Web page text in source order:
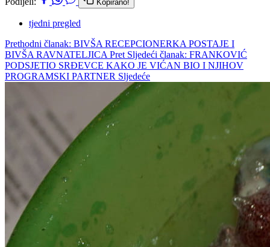
Kopirano!
tjedni pregled
Prethodni članak: BIVŠA RECEPCIONERKA POSTAJE I
BIVŠA RAVNATELJICA Pret Sljedeći članak: FRANKOVIĆ
PODSJETIO SRĐEVCE KAKO JE VIĆAN BIO I NJIHOV
PROGRAMSKI PARTNER Sljedeće